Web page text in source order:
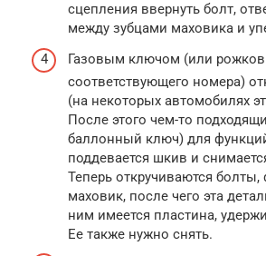
сцепления ввернуть болт,
между зубцами маховика и
Газовым ключом (или
соответствующего номера)
(на некоторых автомобилях
После этого чем-то
баллонный ключ) для
поддевается шкив и
Теперь откручиваются
маховик, после чего эта
ним имеется пластина,
Ее также нужно снять.